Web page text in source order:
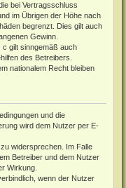
bei Vertragsschluss
im Übrigen der Höhe nach
begrenzt. Dies gilt auch
Gewinn.
c gilt sinngemäß auch
des Betreibers.
nationalem Recht bleiben
und die
wird dem Nutzer per E-
widersprechen. Im Falle
Betreiber und dem Nutzer
Wirkung.
wenn der Nutzer